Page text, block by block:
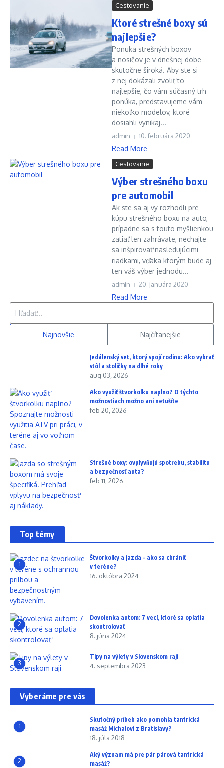
Cestovanie
Ktoré strešné boxy sú
najlepšie?
Ponuka strešných boxov
a nosičov je v dnešnej dobe
skutočne široká. Aby ste si
z nej dokázali zvoliť to
najlepšie, čo vám súčasný trh
ponúka, predstavujeme vám
niekoľko modelov, ktoré
dosiahli vynikaj...
admin 10. februára 2020
Read More
Cestovanie
Výber strešného boxu
pre automobil
Ak ste sa aj vy rozhodli pre
kúpu strešného boxu na auto,
prípadne sa s touto myšlienkou
zatiaľ len zahrávate, nechajte
sa inšpirovať nasledujúcimi
riadkami, vďaka ktorým bude aj
ten váš výber jednodu...
admin 20. januára 2020
Read More
Najnovšie Najčítanejšie
Jedálenský set, ktorý spojí rodinu: Ako vybrať
stôl a stoličky na dlhé roky
aug 03, 2026
Ako využiť štvorkolku naplno? O týchto
možnostiach možno ani netušíte
feb 20, 2026
Strešné boxy: ovplyvňujú spotrebu, stabilitu
a bezpečnosť auta?
feb 11, 2026
Top témy
1
Štvorkolky a jazda – ako sa chrániť
v teréne?
16. októbra 2024
2
Dovolenka autom: 7 vecí, ktoré sa oplatia
skontrolovať
8. júna 2024
3
Tipy na výlety v Slovenskom raji
4. septembra 2023
Vyberáme pre vás
1
Skutočný príbeh ako pomohla tantrická
masáž Michalovi z Bratislavy?
18. júla 2018
2
Aký význam má pre pár párová tantrická
masáž?